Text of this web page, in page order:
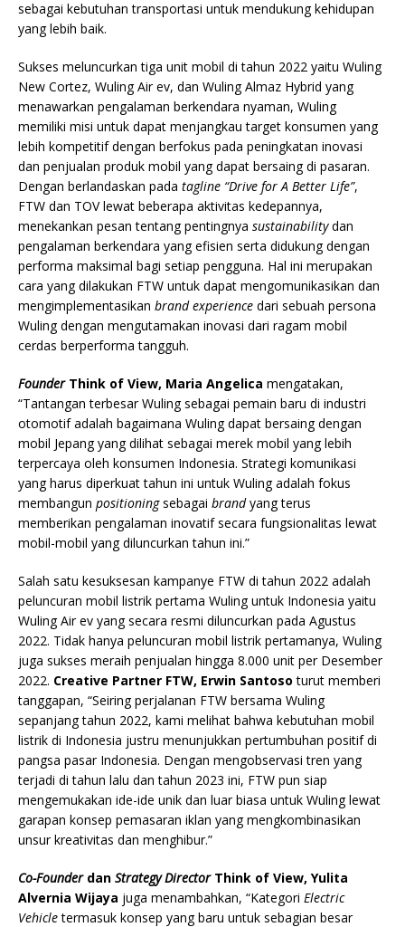
sebagai kebutuhan transportasi untuk mendukung kehidupan
yang lebih baik.
Sukses meluncurkan tiga unit mobil di tahun 2022 yaitu Wuling
New Cortez, Wuling Air ev, dan Wuling Almaz Hybrid yang
menawarkan pengalaman berkendara nyaman, Wuling
memiliki misi untuk dapat menjangkau target konsumen yang
lebih kompetitif dengan berfokus pada peningkatan inovasi
dan penjualan produk mobil yang dapat bersaing di pasaran.
Dengan berlandaskan pada tagline “Drive for A Better Life”,
FTW dan TOV lewat beberapa aktivitas kedepannya,
menekankan pesan tentang pentingnya sustainabilitydan
pengalaman berkendara yang efisien serta didukung dengan
performa maksimal bagi setiap pengguna. Hal ini merupakan
cara yang dilakukan FTW untuk dapat mengomunikasikan dan
mengimplementasikan brand experience dari sebuah persona
Wuling dengan mengutamakan inovasi dari ragam mobil
cerdas berperforma tangguh.
Founder Think of View, Maria Angelica mengatakan,
“Tantangan terbesar Wuling sebagai pemain baru di industri
otomotif adalah bagaimana Wuling dapat bersaing dengan
mobil Jepang yang dilihat sebagai merek mobil yang lebih
terpercaya oleh konsumen Indonesia. Strategi komunikasi
yang harus diperkuat tahun ini untuk Wuling adalah fokus
membangun positioningsebagai brandyang terus
memberikan pengalaman inovatif secara fungsionalitas lewat
mobil-mobil yang diluncurkan tahun ini.”
Salah satu kesuksesan kampanye FTW di tahun 2022 adalah
peluncuran mobil listrik pertama Wuling untuk Indonesia yaitu
Wuling Air ev yang secara resmi diluncurkan pada Agustus
2022. Tidak hanya peluncuran mobil listrik pertamanya, Wuling
juga sukses meraih penjualan hingga 8.000 unit per Desember
2022. Creative Partner FTW, Erwin Santoso turut memberi
tanggapan, “Seiring perjalanan FTW bersama Wuling
sepanjang tahun 2022, kami melihat bahwa kebutuhan mobil
listrik di Indonesia justru menunjukkan pertumbuhan positif di
pangsa pasar Indonesia. Dengan mengobservasi tren yang
terjadi di tahun lalu dan tahun 2023 ini, FTW pun siap
mengemukakan ide-ide unik dan luar biasa untuk Wuling lewat
garapan konsep pemasaran iklan yang mengkombinasikan
unsur kreativitas dan menghibur.”
Co-Founder dan Strategy Director Think of View, Yulita
Alvernia Wijaya juga menambahkan, “Kategori Electric
Vehicletermasuk konsep yang baru untuk sebagian besar